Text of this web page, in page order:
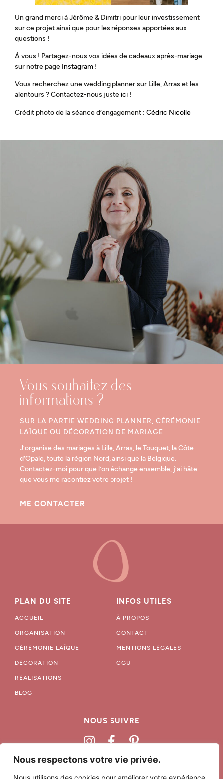
Nous respectons votre vie privée.
Nous utilisons des cookies pour améliorer votre expérience
Un grand merci à Jérôme & Dimitri pour leur investissement
sur ce projet ainsi que pour les réponses apportées aux
questions !
À vous ! Partagez-nous vos idées de cadeaux après-mariage
sur notre page Instagram !
Vous recherchez une wedding planner sur Lille, Arras et les
alentours ? Contactez-nous juste ici !
Crédit photo de la séance d’engagement : Cédric Nicolle
Vous souhaitez des
informations ?
SUR LA PARTIE WEDDING PLANNER, CÉRÉMONIE
LAÏQUE OU DÉCORATION DE MARIAGE ...
J’organise des mariages à Lille, Arras, le Touquet, la Côte
d’Opale, toute la région Nord, ainsi que la Belgique.
Contactez-moi pour que l’on échange ensemble, j’ai hâte
que vous me racontiez votre projet !
ME CONTACTER
PLAN DU SITE
ACCUEIL
ORGANISATION
CÉRÉMONIE LAÏQUE
DÉCORATION
RÉALISATIONS
BLOG
INFOS UTILES
À PROPOS
CONTACT
MENTIONS LÉGALES
CGU
NOUS SUIVRE
06 68 79 03 97